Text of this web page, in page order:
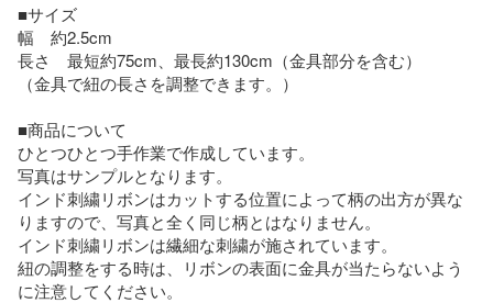
■サイズ
幅　約2.5cm
長さ　最短約75cm、最長約130cm（金具部分を含む）
（金具で紐の長さを調整できます。）
■商品について
ひとつひとつ手作業で作成しています。
写真はサンプルとなります。
インド刺繍リボンはカットする位置によって柄の出方が異な
りますので、写真と全く同じ柄とはなりません。
インド刺繍リボンは繊細な刺繍が施されています。
紐の調整をする時は、リボンの表面に金具が当たらないよう
に注意してください。